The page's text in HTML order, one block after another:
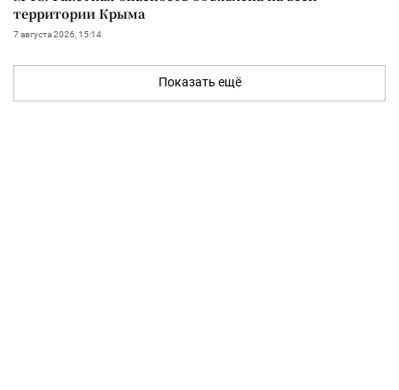
территории Крыма
7 августа 2026, 15:14
Показать ещё